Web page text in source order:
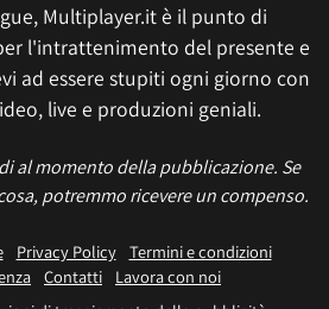
Multiplayer.it è il punto di
l'intrattenimento del presente e
ad essere stupiti ogni giorno con
live e produzioni geniali.
al momento della pubblicazione. Se
potremmo ricevere un compenso.
Privacy Policy
Termini e condizioni
Contatti
Lavora con noi